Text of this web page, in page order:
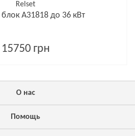
Relset
А31818 до 36 кВт
15750 грн
О нас
Помощь